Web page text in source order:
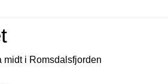
midt i Romsdalsfjorden